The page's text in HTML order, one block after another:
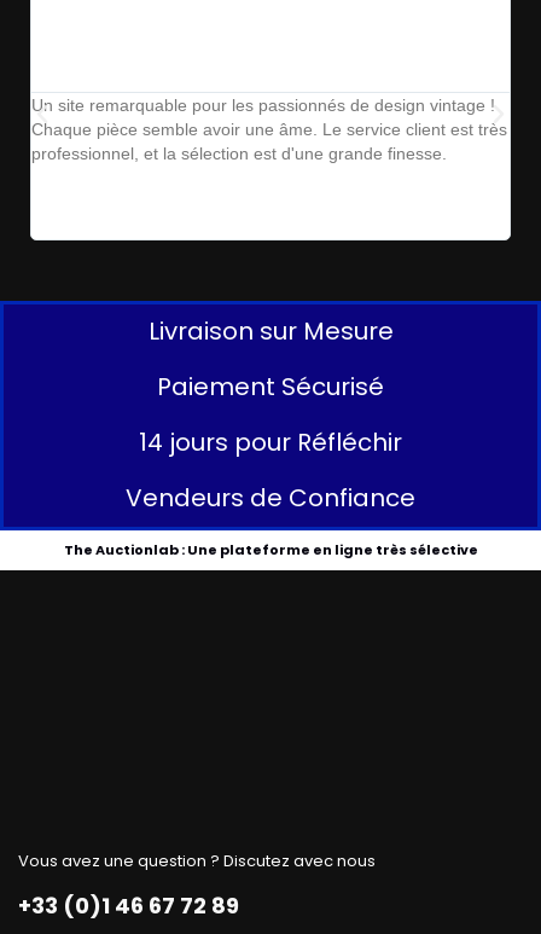
Un site remarquable pour les passionnés de design vintage !
Chaque pièce semble avoir une âme. Le service client est très
professionnel, et la sélection est d'une grande finesse.
Livraison sur Mesure
Paiement Sécurisé
14 jours pour Réfléchir
Vendeurs de Confiance
The Auctionlab : Une plateforme en ligne très sélective
Vous avez une question ? Discutez avec nous
+33 (0)1 46 67 72 89